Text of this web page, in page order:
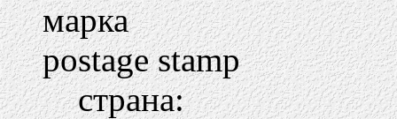
марка
postage stamp
страна: